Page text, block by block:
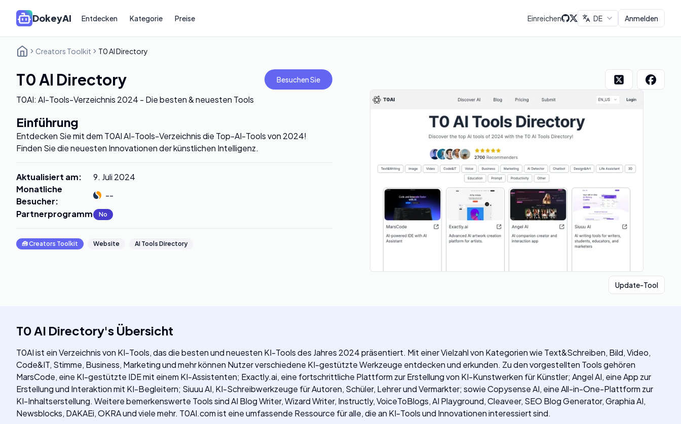
DokeyAI Entdecken Kategorie Preise Einreichen DE Anmelden
Creators Toolkit T0 AI Directory
T0 AI Directory Besuchen Sie
T0AI: AI-Tools-Verzeichnis 2024 - Die besten & neuesten Tools
Einführung
Entdecken Sie mit dem T0AI AI-Tools-Verzeichnis die Top-AI-Tools von 2024!
Finden Sie die neuesten Innovationen der künstlichen Intelligenz.
Aktualisiert am:
9. Juli 2024
Monatliche
Besucher:
--
Partnerprogramm: No
🧰Creators Toolkit Website AI Tools Directory
Update-Tool
T0 AI Directory's Übersicht
T0AI ist ein Verzeichnis von KI-Tools, das die besten und neuesten KI-Tools des Jahres 2024 präsentiert. Mit einer Vielzahl von Kategorien wie Text&Schreiben, Bild, Video,
Code&IT, Stimme, Business, Marketing und mehr können Nutzer verschiedene KI-gestützte Werkzeuge entdecken und erkunden. Zu den vorgestellten Tools gehören
MarsCode, eine KI-gestützte IDE mit einem KI-Assistenten; Exactly.ai, eine fortschrittliche Plattform zur Erstellung von KI-Kunstwerken für Künstler; Angel AI, eine App zur
Erstellung und Interaktion mit KI-Begleitern; Siuuu AI, KI-Schreibwerkzeuge für Autoren, Schüler, Lehrer und Vermarkter; sowie Copysense AI, eine All-in-One-Plattform zur
KI-Inhaltserstellung. Weitere bemerkenswerte Tools sind AI Blog Writer, Wizard Writer, Instructly, VoiceToBlogs, AI Playground, Cleaveer, SEO Blog Generator, Graphia AI,
Newsblocks, DAKAEi, OKRA und viele mehr. T0AI.com ist eine umfassende Ressource für alle, die an KI-Tools und Innovationen interessiert sind.